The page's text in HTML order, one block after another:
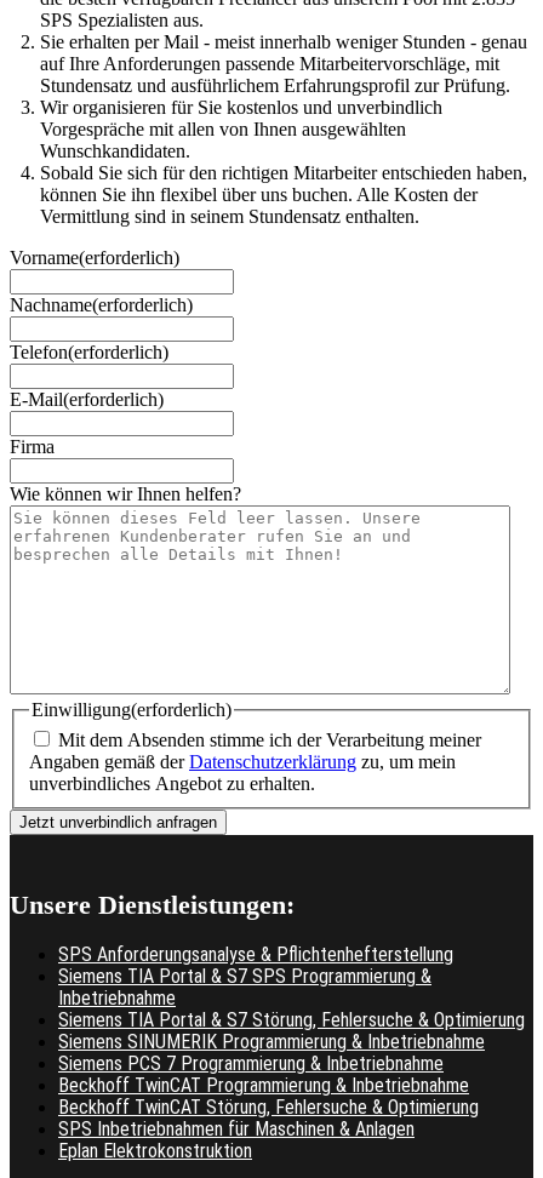
SPS Spezialisten aus.
Sie erhalten per Mail - meist innerhalb weniger Stunden - genau
auf Ihre Anforderungen passende Mitarbeitervorschläge, mit
Stundensatz und ausführlichem Erfahrungsprofil zur Prüfung.
Wir organisieren für Sie kostenlos und unverbindlich
Vorgespräche mit allen von Ihnen ausgewählten
Wunschkandidaten.
Sobald Sie sich für den richtigen Mitarbeiter entschieden haben,
können Sie ihn flexibel über uns buchen. Alle Kosten der
Vermittlung sind in seinem Stundensatz enthalten.
Vorname(erforderlich)
Nachname(erforderlich)
Telefon(erforderlich)
E-Mail(erforderlich)
Firma
Wie können wir Ihnen helfen?
Einwilligung(erforderlich)
Mit dem Absenden stimme ich der Verarbeitung meiner
Angaben gemäß derDatenschutzerklärung zu, um mein
unverbindliches Angebot zu erhalten.
Unsere Dienstleistungen:
SPS Anforderungsanalyse & Pflichtenhefterstellung
Siemens TIA Portal & S7 SPS Programmierung &
Inbetriebnahme
Siemens TIA Portal & S7 Störung, Fehlersuche & Optimierung
Siemens SINUMERIK Programmierung & Inbetriebnahme
Siemens PCS 7 Programmierung & Inbetriebnahme
Beckhoff TwinCAT Programmierung & Inbetriebnahme
Beckhoff TwinCAT Störung, Fehlersuche & Optimierung
SPS Inbetriebnahmen für Maschinen & Anlagen
Eplan Elektrokonstruktion